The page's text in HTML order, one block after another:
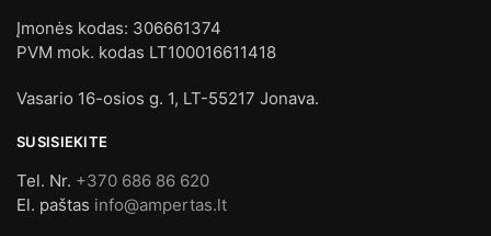
Įmonės kodas: 306661374
PVM mok. kodas LT100016611418
Vasario 16-osios g. 1, LT-55217 Jonava.
SUSISIEKITE
Tel. Nr. +370 686 86 620
El. paštas info@ampertas.lt